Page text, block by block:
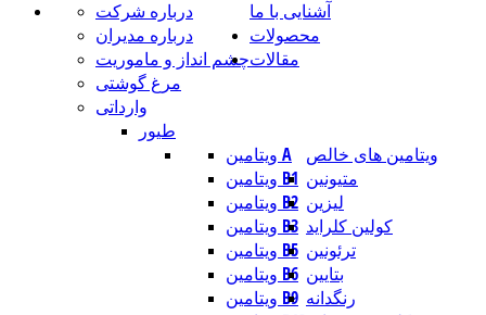
آشنایی با ما
درباره شرکت
درباره مدیران
چشم انداز و ماموریت
محصولات
مرغ گوشتی
وارداتی
طیور
ویتامین های خالص
ویتامین A
ویتامین B1
ویتامین B2
ویتامین B3
ویتامین B5
ویتامین B6
ویتامین B9
متیونین
لیزین
کولین کلراید
ترئونین
بتایین
رنگدانه
مقالات